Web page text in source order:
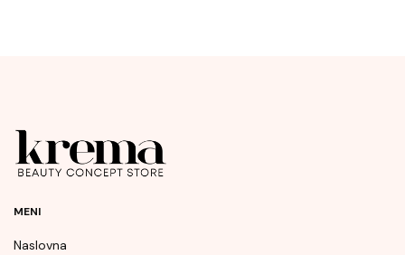
MENI
Naslovna